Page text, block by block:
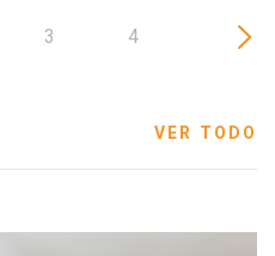
3 4
VER TODO